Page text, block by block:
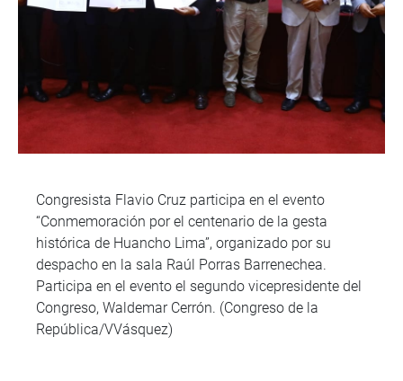
Congresista Flavio Cruz participa en el evento
“Conmemoración por el centenario de la gesta
histórica de Huancho Lima”, organizado por su
despacho en la sala Raúl Porras Barrenechea.
Participa en el evento el segundo vicepresidente del
Congreso, Waldemar Cerrón. (Congreso de la
República/VVásquez)